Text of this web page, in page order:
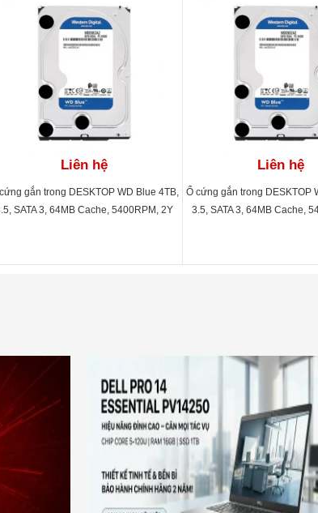
Liên hệ
gắn trong DESKTOP WD Blue 4TB,
SATA 3, 64MB Cache, 5400RPM, 2Y
Liên hệ
Ổ cứng gắn trong DESKTOP
3.5, SATA 3, 64MB Cache,